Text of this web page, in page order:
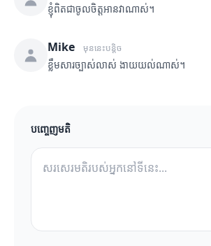
ខ្ញុំពិតជាចូលចិត្តអានវាណាស់។
Mike មុននេះបន្តិច
ខ្លឹមសារច្បាស់លាស់ ងាយយល់ណាស់។
បញ្ចេញមតិ